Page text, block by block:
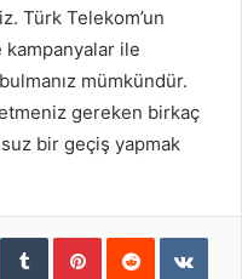
Türk Telekom’un
ile
mümkündür.
gereken birkaç
bir geçiş yapmak
TumblrPinterestReddit